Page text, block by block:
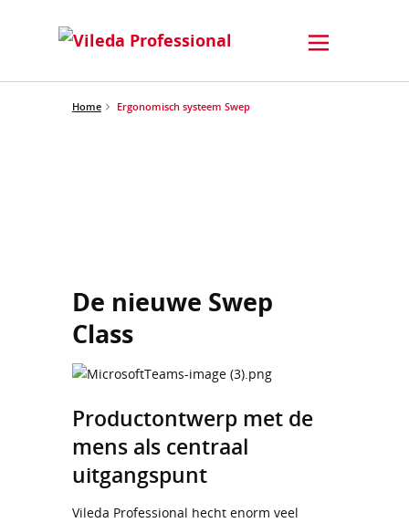
Home Ergonomisch systeem Swep
De nieuwe Swep
Class
Productontwerp met de
mens als centraal
uitgangspunt
Vileda Professional hecht enorm veel